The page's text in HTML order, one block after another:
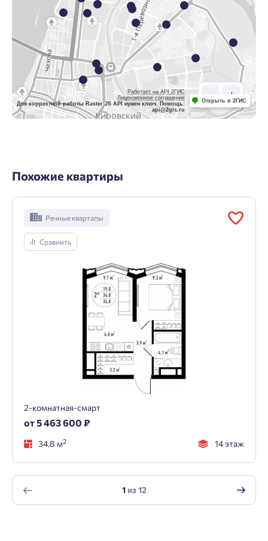
Работает на API 2ГИС
Лицензионное соглашение
Для корректной работы Raster JS API нужен ключ. Помощь:
api@2gis.ru
Открыть в 2ГИС
Похожие квартиры
Речные кварталы
Сравнить
2-комнатная-смарт
от 5 463 600 ₽
34.8 м2 14 этаж
1из12